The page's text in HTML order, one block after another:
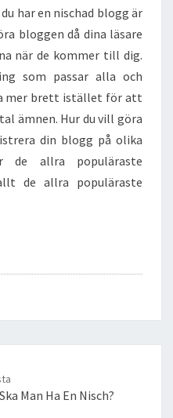
har en nischad blogg är
bloggen då dina läsare
när de kommer till dig.
som passar alla och
mer brett istället för att
ämnen. Hur du vill göra
din blogg på olika
de allra populäraste
de allra populäraste
Man Ha En Nisch?